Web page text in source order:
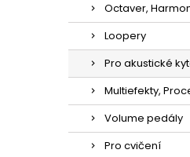
Octaver,
Loopery
Pro akustické
Multiefekty,
Volume pedály
Pro cvičení